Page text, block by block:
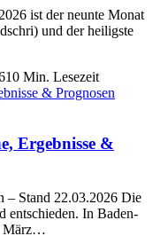
ist der neunte Monat
und der heiligste
10 Min. Lesezeit
Ergebnisse &
– Stand 22.03.2026 Die
entschieden. In Baden-
März…